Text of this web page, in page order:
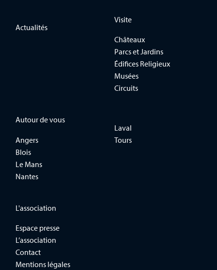
Actualités
Visite
Châteaux
Parcs et Jardins
Édifices Religieux
Musées
Circuits
Autour de vous
Angers
Blois
Le Mans
Nantes
Laval
Tours
L'association
Espace presse
L’association
Contact
Mentions légales